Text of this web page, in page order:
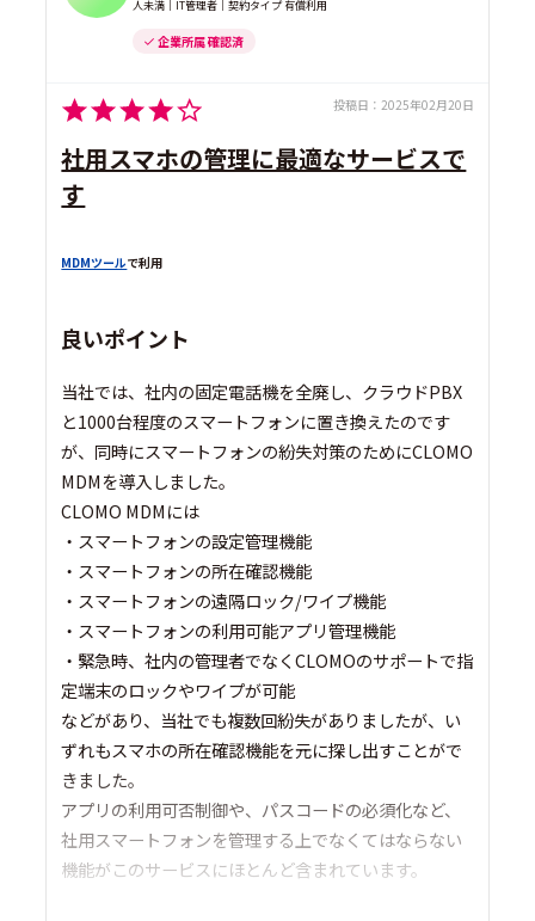
人未満｜IT管理者｜契約タイプ 有償利用
企業所属 確認済
投稿日： 2025年02月20日
社用スマホの管理に最適なサービスで
す
MDMツールで利用
良いポイント
当社では、社内の固定電話機を全廃し、クラウドPBX
と1000台程度のスマートフォンに置き換えたのです
が、同時にスマートフォンの紛失対策のためにCLOMO
MDMを導入しました。
CLOMO MDMには
・スマートフォンの設定管理機能
・スマートフォンの所在確認機能
・スマートフォンの遠隔ロック/ワイプ機能
・スマートフォンの利用可能アプリ管理機能
・緊急時、社内の管理者でなくCLOMOのサポートで指
定端末のロックやワイプが可能
などがあり、当社でも複数回紛失がありましたが、い
ずれもスマホの所在確認機能を元に探し出すことがで
きました。
アプリの利用可否制御や、パスコードの必須化など、
社用スマートフォンを管理する上でなくてはならない
機能がこのサービスにほとんど含まれています。